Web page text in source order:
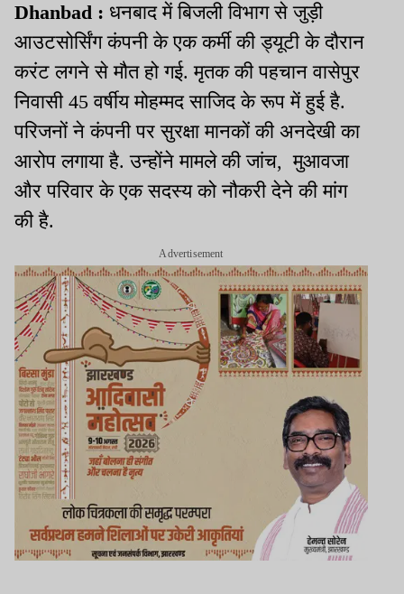
Dhanbad : धनबाद में बिजली विभाग से जुड़ी
आउटसोर्सिंग कंपनी के एक कर्मी की ड्यूटी के दौरान
करंट लगने से मौत हो गई. मृतक की पहचान वासेपुर
निवासी 45 वर्षीय मोहम्मद साजिद के रूप में हुई है.
परिजनों ने कंपनी पर सुरक्षा मानकों की अनदेखी का
आरोप लगाया है. उन्होंने मामले की जांच, मुआवजा
और परिवार के एक सदस्य को नौकरी देने की मांग
की है.
Advertisement